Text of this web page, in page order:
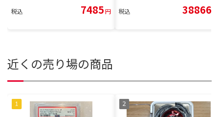
税込 7485円 税込 38866
近くの売り場の商品